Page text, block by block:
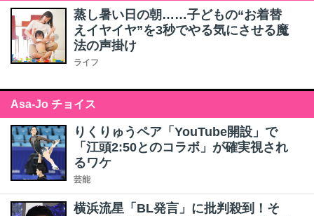
蒸し暑い日の朝……子どもの“お着替
えイヤイヤ”を3秒でやる気にさせる魔
法の声掛け
ライフ
Asa-Jo チョイス
りくりゅうペア「YouTube開設」で
「江頭2:50とのコラボ」が確実視され
るワケ
芸能
横浜流星「BL発言」に批判殺到！そ